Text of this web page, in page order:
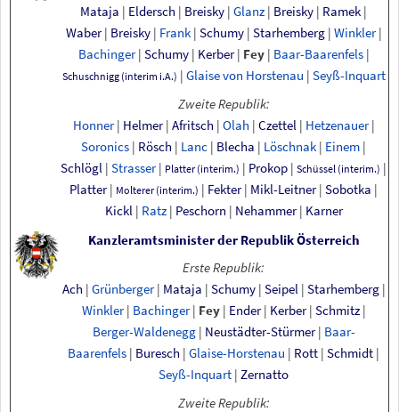
Mataja | Eldersch | Breisky | Glanz | Breisky | Ramek |
Waber | Breisky | Frank | Schumy | Starhemberg | Winkler |
Bachinger | Schumy | Kerber | Fey | Baar-Baarenfels |
Schuschnigg (interim i.A.) | Glaise von Horstenau | Seyß-Inquart
Zweite Republik:
Honner | Helmer | Afritsch | Olah | Czettel | Hetzenauer |
Soronics | Rösch | Lanc | Blecha | Löschnak | Einem |
Schlögl | Strasser | Platter (interim.) | Prokop | Schüssel (interim.) |
Platter | Molterer (interim.) | Fekter | Mikl-Leitner | Sobotka |
Kickl | Ratz | Peschorn | Nehammer | Karner
Kanzleramtsminister der Republik Österreich
Erste Republik:
Ach | Grünberger | Mataja | Schumy | Seipel | Starhemberg |
Winkler | Bachinger | Fey | Ender | Kerber | Schmitz |
Berger-Waldenegg | Neustädter-Stürmer | Baar-
Baarenfels | Buresch | Glaise-Horstenau | Rott | Schmidt |
Seyß-Inquart | Zernatto
Zweite Republik: